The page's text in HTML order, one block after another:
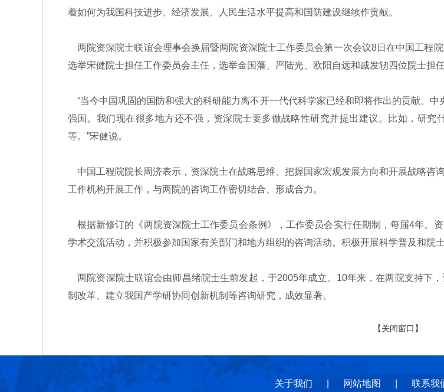
着如何为我国科技进步、经济发展、人民生活水平提高和国防建设继续作贡献。
两院资深院士联谊会理事会换届暨两院资深院士工作委员会第一次会议8日在中国工程
选举宋健院士担任工作委员会主任，选举金国藩、严陆光、欧阳自远和戚发轫四位院士担任
“当今中国巩固的国防和强大的科研能力离不开一代代科学家已经和即将作出的贡献。
强国。我们现在很多地方还不强，资深院士要多做战略性研究并提出建议。比如，研
等。”宋健说。
中国工程院院长周济表示，资深院士在战略思维、把握国家宏观发展方向和开展战略咨
工作机构开展工作，与两院的咨询工作密切结合、形成合力。
根据新修订的《两院资深院士工作委员会条例》，工作委员会实行任期制，每届4年。
学术交流活动，并积极参加国家有关部门和地方组织的咨询活动。积极开展科学普及和院
两院资深院士联谊会由师昌绪院士生前发起，于2005年成立。10年来，在两院支持下
制改革、建立我国产学研协同创新机制等咨询研究，成效显著。
【关闭窗口】
关于我们 网站地图 联系我